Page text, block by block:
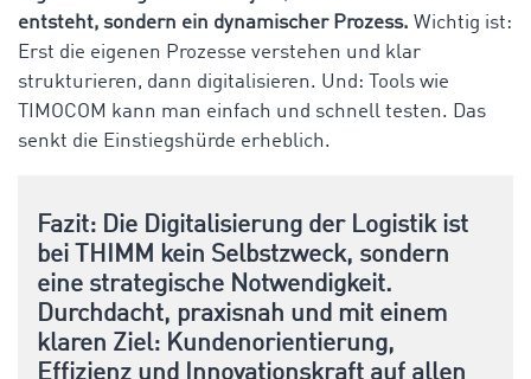
entsteht, sondern ein dynamischer Prozess. Wichtig ist:
Erst die eigenen Prozesse verstehen und klar
strukturieren, dann digitalisieren. Und: Tools wie
TIMOCOM kann man einfach und schnell testen. Das
senkt die Einstiegshürde erheblich.
Fazit: Die Digitalisierung der Logistik ist
bei THIMM kein Selbstzweck, sondern
eine strategische Notwendigkeit.
Durchdacht, praxisnah und mit einem
klaren Ziel: Kundenorientierung,
Effizienz und Innovationskraft auf allen